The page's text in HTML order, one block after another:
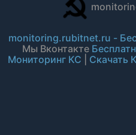
monitoring.rubitnet.ru -
Мы Вконтакте
Мониторинг КС
Скачать